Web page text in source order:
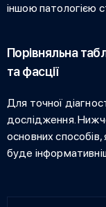
іншою патологією
Порівняльна
та фасції
Для точної
дослідження.
основних
буде